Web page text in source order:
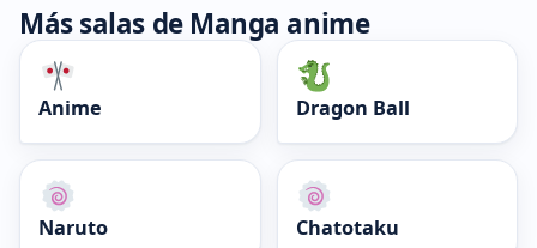
Más salas de Manga anime
Anime Dragon Ball
Naruto Chatotaku